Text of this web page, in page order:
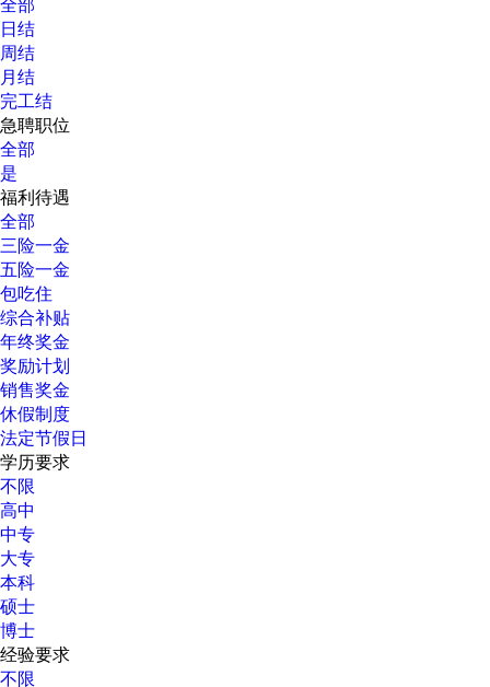
全部
日结
周结
月结
完工结
急聘职位
全部
是
福利待遇
全部
三险一金
五险一金
包吃住
综合补贴
年终奖金
奖励计划
销售奖金
休假制度
法定节假日
学历要求
不限
高中
中专
大专
本科
硕士
博士
经验要求
不限